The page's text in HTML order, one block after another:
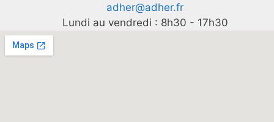
adher@adher.fr
Lundi au vendredi : 8h30 - 17h30